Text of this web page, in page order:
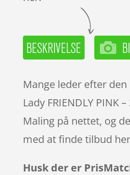
Mange leder efter den
Lady FRIENDLY PINK
Maling på nettet, og
med at finde tilbud
Husk der er